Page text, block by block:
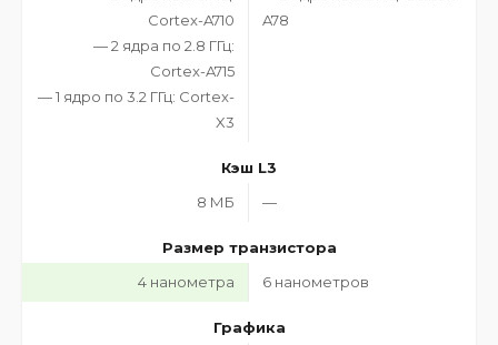
Cortex-A710
— 2 ядра по 2.8 ГГц:
Cortex-A715
— 1 ядро по 3.2 ГГц: Cortex-
X3
A78
Кэш L3
8 МБ
—
Размер транзистора
4 нанометра
6 нанометров
Графика